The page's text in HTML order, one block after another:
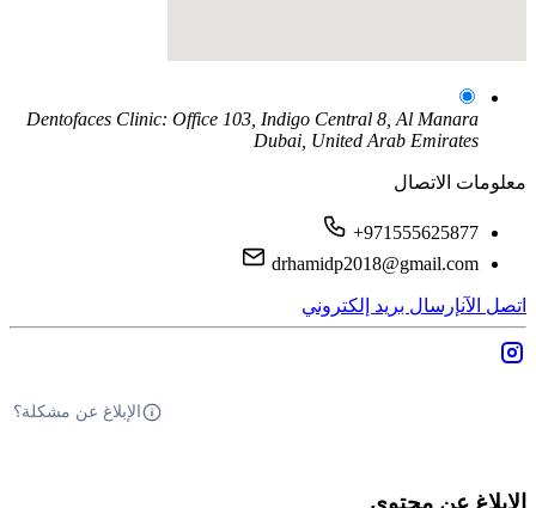
Dentofaces Clinic: Office 103, Indigo Central 8, Al Manara
Dubai, United Arab Emirates
معلومات الاتصال
+971555625877
drhamidp2018@gmail.com
اتصل الآنإرسال بريد إلكتروني
الإبلاغ عن مشكلة؟
الإبلاغ عن محتوى